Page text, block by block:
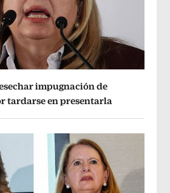
impugnación de
tardarse en presentarla